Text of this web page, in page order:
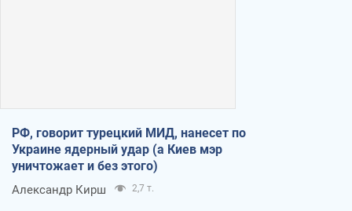
РФ, говорит турецкий МИД, нанесет по
Украине ядерный удар (а Киев мэр
уничтожает и без этого)
Александр Кирш 2,7 т.